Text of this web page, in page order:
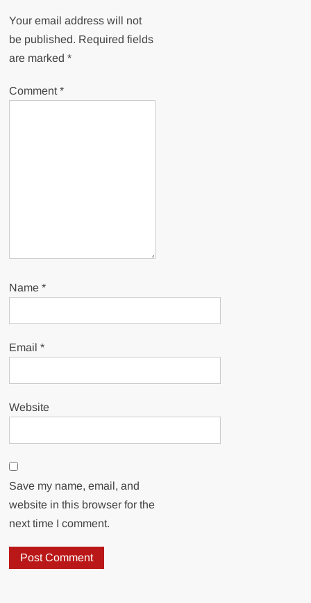
Your email address will not
be published. Required fields
are marked*
Comment*
Name*
Email*
Website
Save my name, email, and
website in this browser for the
next time I comment.